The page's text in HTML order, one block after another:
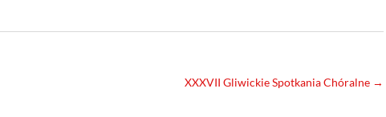
XXXVII Gliwickie Spotkania Chóralne →